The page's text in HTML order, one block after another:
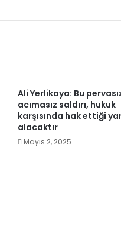
Ali Yerlikaya: Bu
acımasız saldırı, hukuk
karşısında hak ettiği
alacaktır
Mayıs 2, 2025